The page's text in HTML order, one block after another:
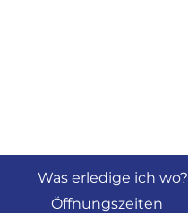
Was erledige ich wo?
Öffnungszeiten